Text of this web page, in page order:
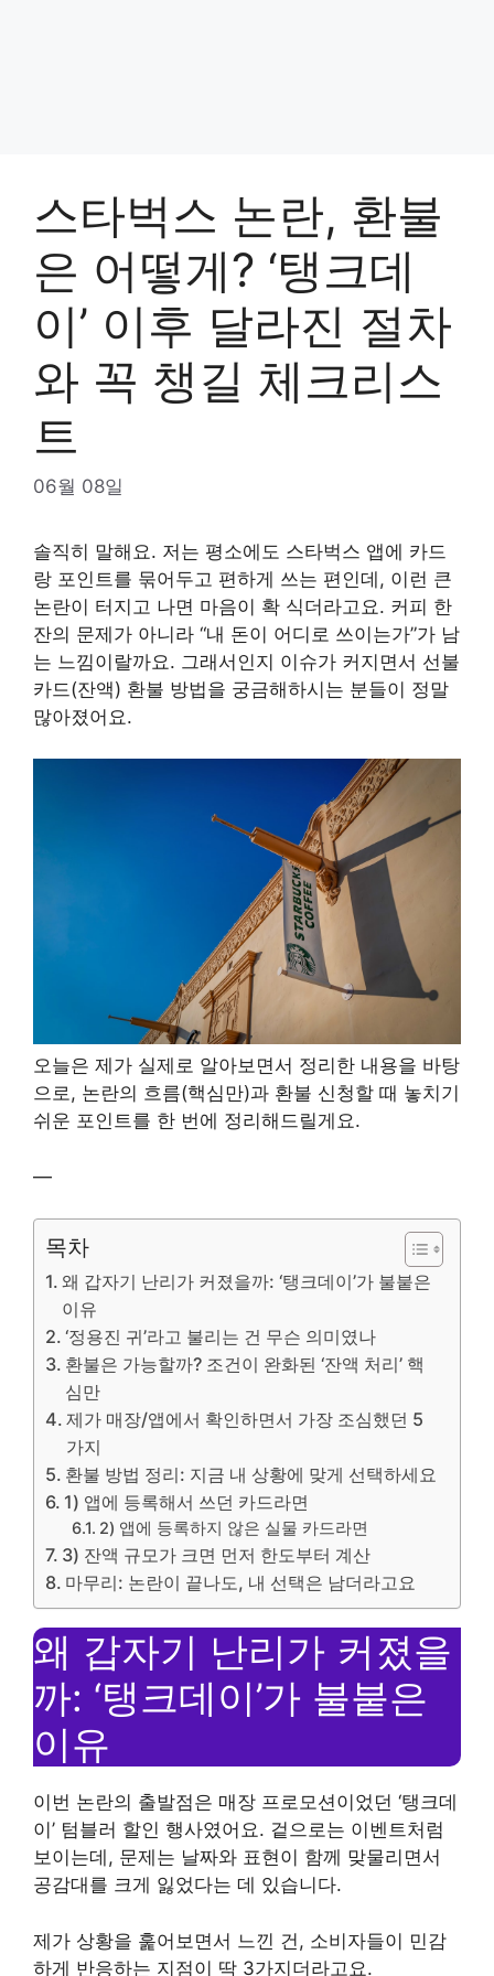
스타벅스 논란, 환불
은 어떻게? ‘탱크데
이’ 이후 달라진 절차
와 꼭 챙길 체크리스
트
06월 08일
솔직히 말해요. 저는 평소에도 스타벅스 앱에 카드
랑 포인트를 묶어두고 편하게 쓰는 편인데, 이런 큰
논란이 터지고 나면 마음이 확 식더라고요. 커피 한
잔의 문제가 아니라 “내 돈이 어디로 쓰이는가”가 남
는 느낌이랄까요. 그래서인지 이슈가 커지면서 선불
카드(잔액) 환불 방법을 궁금해하시는 분들이 정말
많아졌어요.
오늘은 제가 실제로 알아보면서 정리한 내용을 바탕
으로, 논란의 흐름(핵심만)과 환불 신청할 때 놓치기
쉬운 포인트를 한 번에 정리해드릴게요.
—
목차
왜 갑자기 난리가 커졌을까: ‘탱크데이’가 불붙은
이유
‘정용진 귀’라고 불리는 건 무슨 의미였나
환불은 가능할까? 조건이 완화된 ‘잔액 처리’ 핵
심만
제가 매장/앱에서 확인하면서 가장 조심했던 5
가지
환불 방법 정리: 지금 내 상황에 맞게 선택하세요
1) 앱에 등록해서 쓰던 카드라면
2) 앱에 등록하지 않은 실물 카드라면
3) 잔액 규모가 크면 먼저 한도부터 계산
마무리: 논란이 끝나도, 내 선택은 남더라고요
왜 갑자기 난리가 커졌을
까: ‘탱크데이’가 불붙은
이유
이번 논란의 출발점은 매장 프로모션이었던 ‘탱크데
이’ 텀블러 할인 행사였어요. 겉으로는 이벤트처럼
보이는데, 문제는 날짜와 표현이 함께 맞물리면서
공감대를 크게 잃었다는 데 있습니다.
제가 상황을 훑어보면서 느낀 건, 소비자들이 민감
하게 반응하는 지점이 딱 3가지더라고요.